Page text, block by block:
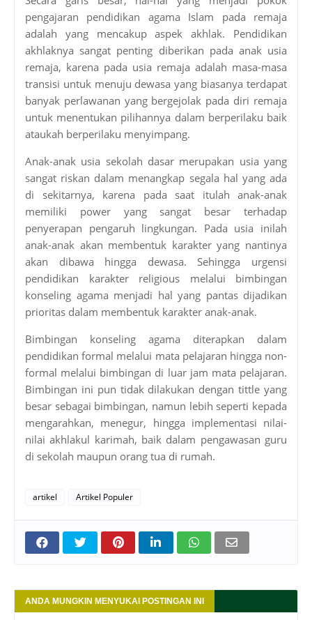
pengajaran pendidikan agama Islam pada remaja
adalah yang mencakup aspek akhlak. Pendidikan
akhlaknya sangat penting diberikan pada anak usia
remaja, karena pada usia remaja adalah masa-masa
transisi untuk menuju dewasa yang biasanya terdapat
banyak perlawanan yang bergejolak pada diri remaja
untuk menentukan pilihannya dalam berperilaku baik
ataukah berperilaku menyimpang.
Anak-anak usia sekolah dasar merupakan usia yang
sangat riskan dalam menangkap segala hal yang ada
di sekitarnya, karena pada saat itulah anak-anak
memiliki power yang sangat besar terhadap
penyerapan pengaruh lingkungan. Pada usia inilah
anak-anak akan membentuk karakter yang nantinya
akan dibawa hingga dewasa. Sehingga urgensi
pendidikan karakter religious melalui bimbingan
konseling agama menjadi hal yang pantas dijadikan
prioritas dalam membentuk karakter anak-anak.
Bimbingan konseling agama diterapkan dalam
pendidikan formal melalui mata pelajaran hingga non-
formal melalui bimbingan di luar jam mata pelajaran.
Bimbingan ini pun tidak dilakukan dengan tittle yang
besar sebagai bimbingan, namun lebih seperti kepada
mengarahkan, menegur, hingga implementasi nilai-
nilai akhlakul karimah, baik dalam pengawasan guru
di sekolah maupun orang tua di rumah.
artikel Artikel Populer
ANDA MUNGKIN MENYUKAI POSTINGAN INI